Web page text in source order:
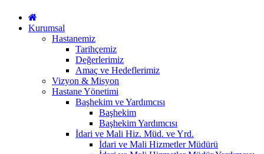
Kurumsal
Hastanemiz
Tarihçemiz
Değerlerimiz
Amaç ve Hedeflerimiz
Vizyon & Misyon
Hastane Yönetimi
Başhekim ve Yardımcısı
Başhekim
Başhekim Yardımcısı
İdari ve Mali Hiz. Müd. ve Yrd.
İdari ve Mali Hizmetler Müdürü